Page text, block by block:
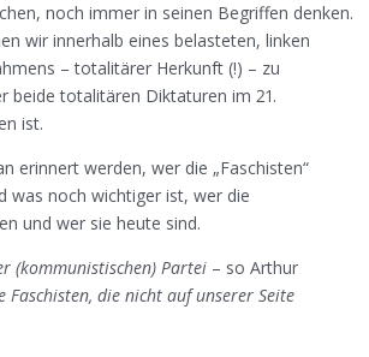
noch immer in seinen Begriffen denken.
wir innerhalb eines belasteten, linken
– totalitärer Herkunft (!) – zu
beide totalitären Diktaturen im 21.
ist.
erinnert werden, wer die „Faschisten“
was noch wichtiger ist, wer die
und wer sie heute sind.
(kommunistischen) Partei – so Arthur
Faschisten, die nicht auf unserer Seite